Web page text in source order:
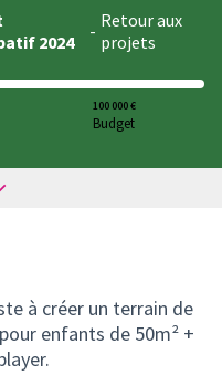
2024
- Retour aux
projets
100 000 €
Budget
à créer un terrain de
enfants de 50m² +